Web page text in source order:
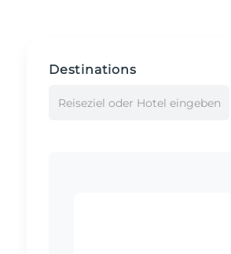
Destinations
Reiseziel oder Hotel eingeben